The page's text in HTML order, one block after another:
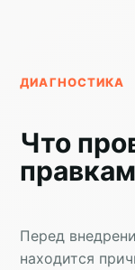
ДИАГНОСТИКА
Что
Перед
находится